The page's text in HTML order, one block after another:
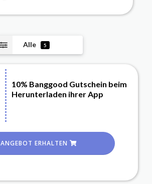
Alle 5
10% Banggood Gutschein beim
Herunterladen ihrer App
ANGEBOT ERHALTEN